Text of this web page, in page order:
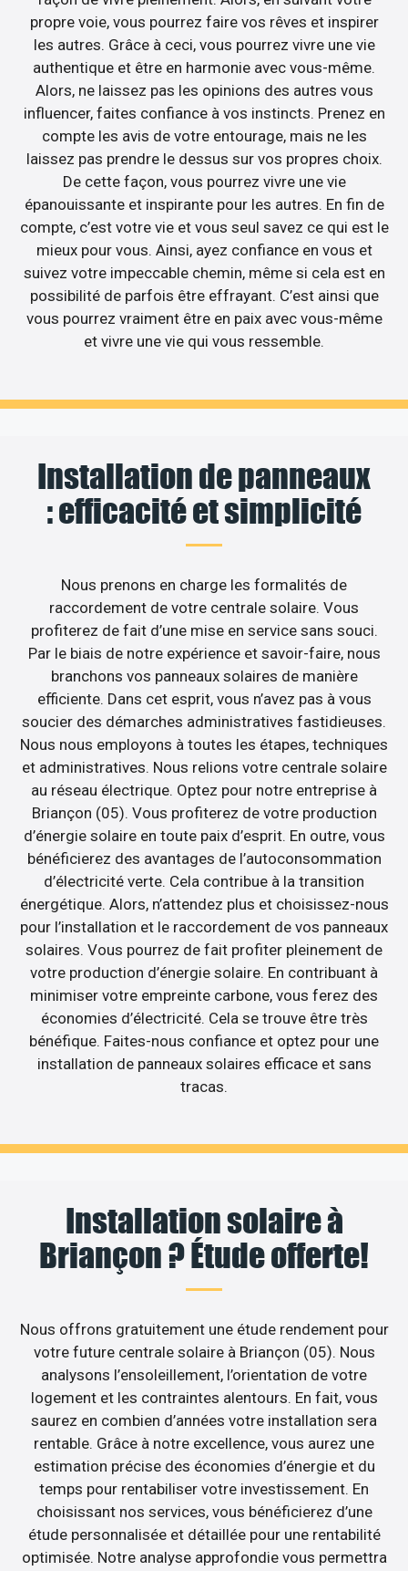
propre voie, vous pourrez faire vos rêves et inspirer
les autres. Grâce à ceci, vous pourrez vivre une vie
authentique et être en harmonie avec vous-même.
Alors, ne laissez pas les opinions des autres vous
influencer, faites confiance à vos instincts. Prenez en
compte les avis de votre entourage, mais ne les
laissez pas prendre le dessus sur vos propres choix.
De cette façon, vous pourrez vivre une vie
épanouissante et inspirante pour les autres. En fin de
compte, c’est votre vie et vous seul savez ce qui est le
mieux pour vous. Ainsi, ayez confiance en vous et
suivez votre impeccable chemin, même si cela est en
possibilité de parfois être effrayant. C’est ainsi que
vous pourrez vraiment être en paix avec vous-même
et vivre une vie qui vous ressemble.
Installation de panneaux
: efficacité et simplicité
Nous prenons en charge les formalités de
raccordement de votre centrale solaire. Vous
profiterez de fait d’une mise en service sans souci.
Par le biais de notre expérience et savoir-faire, nous
branchons vos panneaux solaires de manière
efficiente. Dans cet esprit, vous n’avez pas à vous
soucier des démarches administratives fastidieuses.
Nous nous employons à toutes les étapes, techniques
et administratives. Nous relions votre centrale solaire
au réseau électrique. Optez pour notre entreprise à
Briançon (05). Vous profiterez de votre production
d’énergie solaire en toute paix d’esprit. En outre, vous
bénéficierez des avantages de l’autoconsommation
d’électricité verte. Cela contribue à la transition
énergétique. Alors, n’attendez plus et choisissez-nous
pour l’installation et le raccordement de vos panneaux
solaires. Vous pourrez de fait profiter pleinement de
votre production d’énergie solaire. En contribuant à
minimiser votre empreinte carbone, vous ferez des
économies d’électricité. Cela se trouve être très
bénéfique. Faites-nous confiance et optez pour une
installation de panneaux solaires efficace et sans
tracas.
Installation solaire à
Briançon ? Étude offerte!
Nous offrons gratuitement une étude rendement pour
votre future centrale solaire à Briançon (05). Nous
analysons l’ensoleillement, l’orientation de votre
logement et les contraintes alentours. En fait, vous
saurez en combien d’années votre installation sera
rentable. Grâce à notre excellence, vous aurez une
estimation précise des économies d’énergie et du
temps pour rentabiliser votre investissement. En
choisissant nos services, vous bénéficierez d’une
étude personnalisée et détaillée pour une rentabilité
optimisée. Notre analyse approfondie vous permettra